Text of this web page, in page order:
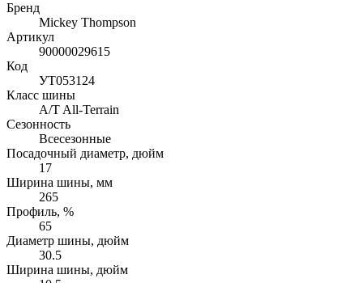
Бренд
Mickey Thompson
Артикул
90000029615
Код
УТ053124
Класс шины
A/T All-Terrain
Сезонность
Всесезонные
Посадочный диаметр, дюйм
17
Ширина шины, мм
265
Профиль, %
65
Диаметр шины, дюйм
30.5
Ширина шины, дюйм